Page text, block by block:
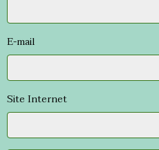
E-mail
Site Internet